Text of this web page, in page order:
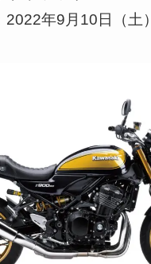
2022年9月10日（土）